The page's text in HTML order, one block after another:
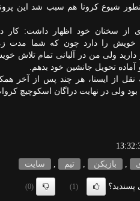
شیوع كرونا هم سبب شد این
از سخنان خود اظهار داشت: كار
را دارد چون كه شما مدت
دارید ولی من در آلبانی تمام تلاش
تحویل جانشین خود بدهم.
نقل از ایسنا، هر چند پس از آخر
بود ولی در نهایت دراگان اسكوچیچ
بازیكن تیم سایت
(1)
(0)